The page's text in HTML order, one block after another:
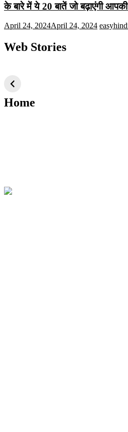
के बारे में ये 20 बातें जो बढ़ाएंगी
April 24, 2024April 24, 2024
Web Stories
तकनीक जो आपको
2024 के लिए सीखनी
चाहिए
Home